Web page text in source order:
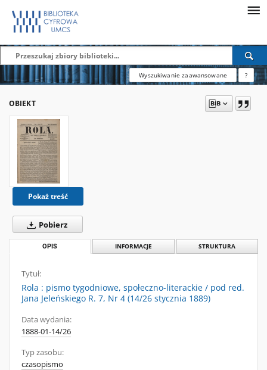
Wyszukiwanie zaawansowane ?
OBIEKT
Pokaż treść
Pobierz
OPIS INFORMACJE STRUKTURA
Tytuł:
Rola : pismo tygodniowe, społeczno-literackie / pod red.
Jana Jeleńskiego R. 7, Nr 4 (14/26 stycznia 1889)
Data wydania:
1888-01-14/26
Typ zasobu:
czasopismo